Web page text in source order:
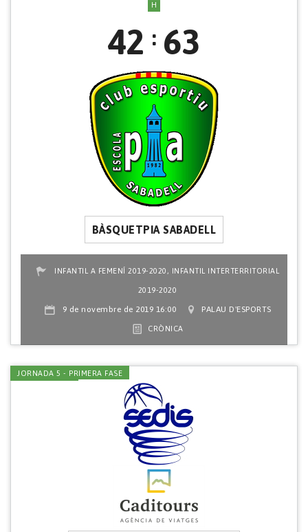
H
42 : 63
BÀSQUETPIA SABADELL
INFANTIL A FEMENÍ 2019-2020 , INFANTIL INTERTERRITORIAL
2019-2020
9 de novembre de 2019 16:00 PALAU D'ESPORTS
CRÒNICA
JORNADA 5 - PRIMERA FASE